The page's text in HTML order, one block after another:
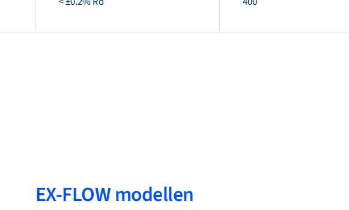
EX-FLOW modellen